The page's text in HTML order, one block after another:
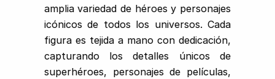
amplia variedad de héroes y personajes
icónicos de todos los universos. Cada
figura es tejida a mano con dedicación,
capturando los detalles únicos de
superhéroes, personajes de películas,